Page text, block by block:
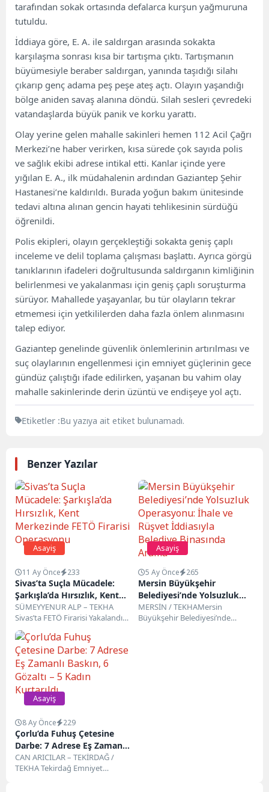
tarafından sokak ortasında defalarca kurşun yağmuruna
tutuldu.
İddiaya göre, E. A. ile saldırgan arasında sokakta
karşılaşma sonrası kısa bir tartışma çıktı. Tartışmanın
büyümesiyle beraber saldırgan, yanında taşıdığı silahı
çıkarıp genç adama peş peşe ateş açtı. Olayın yaşandığı
bölge aniden savaş alanına döndü. Silah sesleri çevredeki
vatandaşlarda büyük panik ve korku yarattı.
Olay yerine gelen mahalle sakinleri hemen 112 Acil Çağrı
Merkezi’ne haber verirken, kısa sürede çok sayıda polis
ve sağlık ekibi adrese intikal etti. Kanlar içinde yere
yığılan E. A., ilk müdahalenin ardından Gaziantep Şehir
Hastanesi’ne kaldırıldı. Burada yoğun bakım ünitesinde
tedavi altına alınan gencin hayati tehlikesinin sürdüğü
öğrenildi.
Polis ekipleri, olayın gerçekleştiği sokakta geniş çaplı
inceleme ve delil toplama çalışması başlattı. Ayrıca görgü
tanıklarının ifadeleri doğrultusunda saldırganın kimliğinin
belirlenmesi ve yakalanması için geniş çaplı soruşturma
sürüyor. Mahallede yaşayanlar, bu tür olayların tekrar
etmemesi için yetkililerden daha fazla önlem alınmasını
talep ediyor.
Gaziantep genelinde güvenlik önlemlerinin artırılması ve
suç olaylarının engellenmesi için emniyet güçlerinin gece
gündüz çalıştığı ifade edilirken, yaşanan bu vahim olay
mahalle sakinlerinde derin üzüntü ve endişeye yol açtı.
Etiketler :Bu yazıya ait etiket bulunamadı.
Benzer Yazılar
Asayiş
11 Ay Önce 233
Sivas’ta Suçla Mücadele:
Şarkışla’da Hırsızlık, Kent
Merkezinde FETÖ Firarisi
Operasyonu
SÜMEYYENUR ALP – TEKHA
Sivas’ta FETÖ Firarisi Yakalandı
Sivas İl Emniyet Müdürlüğü
Terörle Mücadele Şube...
Asayiş
5 Ay Önce 265
Mersin Büyükşehir
Belediyesi’nde Yolsuzluk
Operasyonu: İhale ve
Rüşvet İddiasıyla Belediye
MERSİN / TEKHAMersin
Büyükşehir Belediyesi’nde
Asayiş
8 Ay Önce 229
Çorlu’da Fuhuş Çetesine
Darbe: 7 Adrese Eş Zamanlı
Baskın, 6 Gözaltı – 5 Kadın
Kurtarıldı
CAN ARICILAR – TEKİRDAĞ /
TEKHA Tekirdağ Emniyet